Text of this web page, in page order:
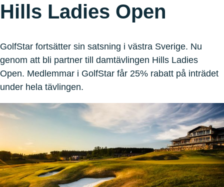
Hills Ladies Open
GolfStar fortsätter sin satsning i västra Sverige. Nu
genom att bli partner till damtävlingen Hills Ladies
Open. Medlemmar i GolfStar får 25% rabatt på inträdet
under hela tävlingen.